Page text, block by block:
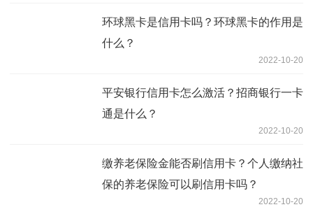
环球黑卡是信用卡吗？环球黑卡的作用是
什么？
2022-10-20
平安银行信用卡怎么激活？招商银行一卡
通是什么？
2022-10-20
缴养老保险金能否刷信用卡？个人缴纳社
保的养老保险可以刷信用卡吗？
2022-10-20